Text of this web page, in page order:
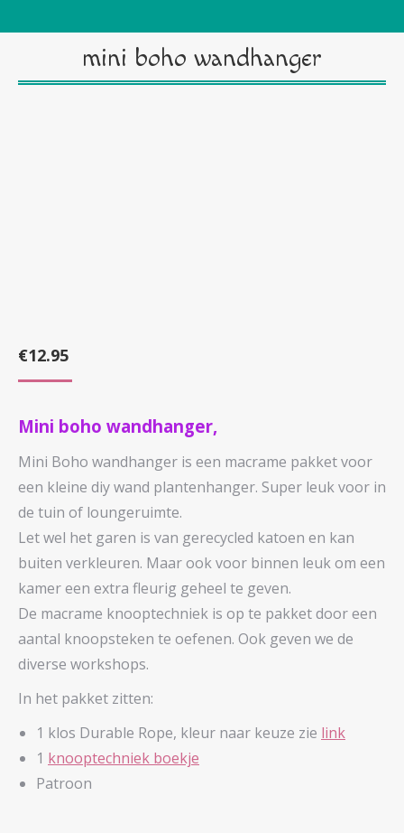
mini boho wandhanger
€12.95
Mini boho wandhanger,
Mini Boho wandhanger is een macrame pakket voor
een kleine diy wand plantenhanger. Super leuk voor in
de tuin of loungeruimte.
Let wel het garen is van gerecycled katoen en kan
buiten verkleuren. Maar ook voor binnen leuk om een
kamer een extra fleurig geheel te geven.
De macrame knooptechniek is op te pakket door een
aantal knoopsteken te oefenen. Ook geven we de
diverse workshops.
In het pakket zitten:
1 klos Durable Rope, kleur naar keuze zie link
1 knooptechniek boekje
Patroon